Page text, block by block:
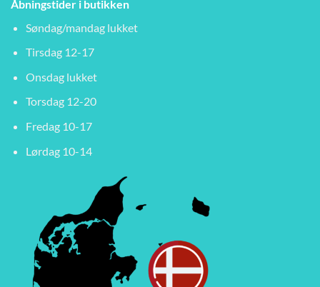
Åbningstider i butikken
Søndag/mandag lukket
Tirsdag 12-17
Onsdag lukket
Torsdag 12-20
Fredag 10-17
Lørdag 10-14